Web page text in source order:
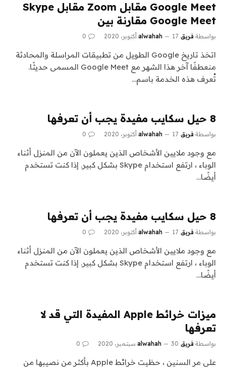
Google Meet مقابل Zoom مقابل Skype
Google Meet مقارنة بين
بواسطة فريق alwahah 17 أكتوبر، 2020 0
اتخذ تاريخ Google الطويل من تطبيقات المراسلة والمحادثة
منعطفًا آخر هذا الشهر مع Google Meet المسمى حديثًا.
تُعرف هذه الخدمة باسم…
8 حيل سكايب مفيدة يجب أن تعرفها
بواسطة فريق alwahah 17 أكتوبر، 2020 0
مع وجود ملايين الأشخاص الذين يعملون الآن من المنزل أثناء
الوباء ، ارتفع استخدام Skype بشكل كبير. إذا كنت تستخدم
أيضًا…
8 حيل سكايب مفيدة يجب أن تعرفها
بواسطة فريق alwahah 17 أكتوبر، 2020 0
مع وجود ملايين الأشخاص الذين يعملون الآن من المنزل أثناء
الوباء ، ارتفع استخدام Skype بشكل كبير. إذا كنت تستخدم
أيضًا…
ميزات خرائط Apple المفيدة التي قد لا
تعرفها
بواسطة فريق alwahah 30 سبتمبر، 2020 0
على مر السنين ، حظيت خرائط Apple بأكثر من نصيبها من